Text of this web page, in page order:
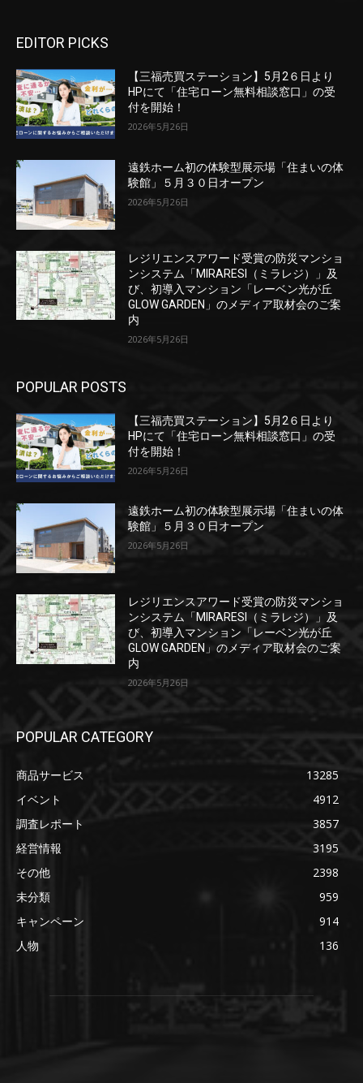
EDITOR PICKS
【三福売買ステーション】5月2６日より
HPにて「住宅ローン無料相談窓口」の受
付を開始！
2026年5月26日
遠鉄ホーム初の体験型展示場「住まいの体
験館」５月３０日オープン
2026年5月26日
レジリエンスアワード受賞の防災マンショ
ンシステム「MIRARESI（ミラレジ）」及
び、初導入マンション「レーベン光が丘
GLOW GARDEN」のメディア取材会のご案
内
2026年5月26日
POPULAR POSTS
【三福売買ステーション】5月2６日より
HPにて「住宅ローン無料相談窓口」の受
付を開始！
2026年5月26日
遠鉄ホーム初の体験型展示場「住まいの体
験館」５月３０日オープン
2026年5月26日
レジリエンスアワード受賞の防災マンショ
ンシステム「MIRARESI（ミラレジ）」及
び、初導入マンション「レーベン光が丘
GLOW GARDEN」のメディア取材会のご案
内
2026年5月26日
POPULAR CATEGORY
商品サービス
13285
イベント
4912
調査レポート
3857
経営情報
3195
その他
2398
未分類
959
キャンペーン
914
人物
136